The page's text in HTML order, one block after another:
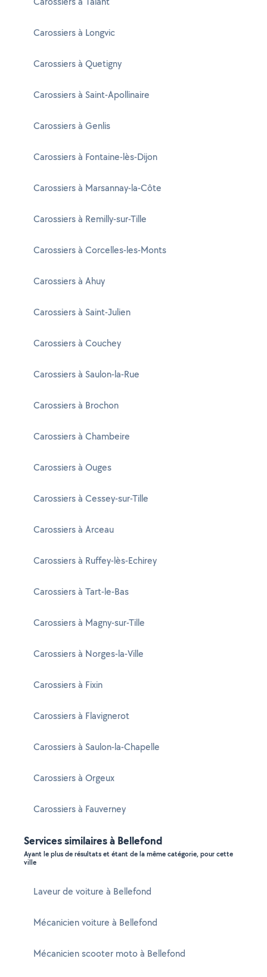
Carossiers à Longvic
Carossiers à Quetigny
Carossiers à Saint-Apollinaire
Carossiers à Genlis
Carossiers à Fontaine-lès-Dijon
Carossiers à Marsannay-la-Côte
Carossiers à Remilly-sur-Tille
Carossiers à Corcelles-les-Monts
Carossiers à Ahuy
Carossiers à Saint-Julien
Carossiers à Couchey
Carossiers à Saulon-la-Rue
Carossiers à Brochon
Carossiers à Chambeire
Carossiers à Ouges
Carossiers à Cessey-sur-Tille
Carossiers à Arceau
Carossiers à Ruffey-lès-Echirey
Carossiers à Tart-le-Bas
Carossiers à Magny-sur-Tille
Carossiers à Norges-la-Ville
Carossiers à Fixin
Carossiers à Flavignerot
Carossiers à Saulon-la-Chapelle
Carossiers à Orgeux
Carossiers à Fauverney
Services similaires à Bellefond
Ayant le plus de résultats et étant de la même catégorie, pour cette
ville
Laveur de voiture à Bellefond
Mécanicien voiture à Bellefond
Mécanicien scooter moto à Bellefond